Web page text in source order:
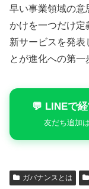
早い事業領域の意
かけを一つだけ定
新サービスを発表
とが進化への第一
💬 LINEで
友だち追加
ガバナンスとは